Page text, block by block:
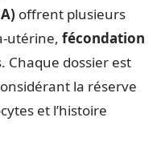
offrent plusieurs
utérine, fécondation
Chaque dossier est
la réserve
et l’histoire